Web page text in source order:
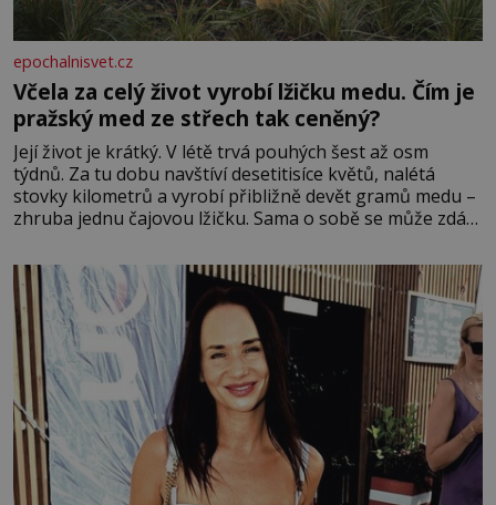
epochalnisvet.cz
Včela za celý život vyrobí lžičku medu. Čím je
pražský med ze střech tak ceněný?
Její život je krátký. V létě trvá pouhých šest až osm
týdnů. Za tu dobu navštíví desetitisíce květů, nalétá
stovky kilometrů a vyrobí přibližně devět gramů medu –
zhruba jednu čajovou lžičku. Sama o sobě se může zdát
tisíc příslušnic svého včelstva, vznikne jeden z
nejdokonalejších organismů